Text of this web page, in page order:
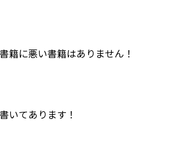
籍に悪い書籍はありません！
書いてあります！